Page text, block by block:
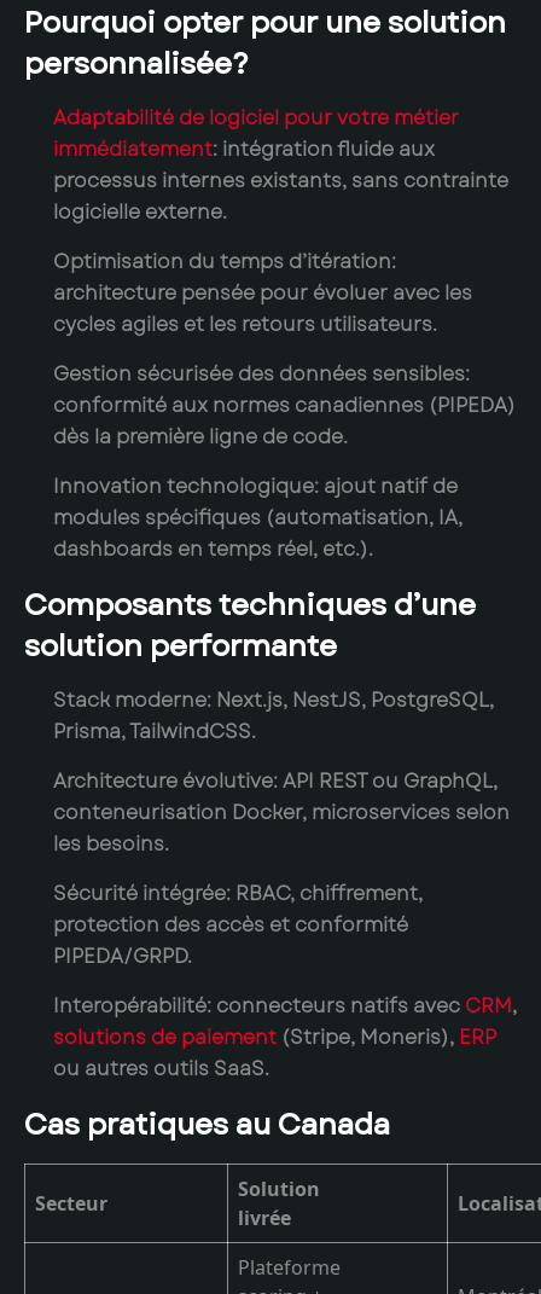
Pourquoi opter pour une solution
personnalisée?
Adaptabilité de logiciel pour votre métier
immédiatement: intégration fluide aux
processus internes existants, sans contrainte
logicielle externe.
Optimisation du temps d’itération:
architecture pensée pour évoluer avec les
cycles agiles et les retours utilisateurs.
Gestion sécurisée des données sensibles:
conformité aux normes canadiennes (PIPEDA)
dès la première ligne de code.
Innovation technologique: ajout natif de
modules spécifiques (automatisation, IA,
dashboards en temps réel, etc.).
Composants techniques d’une
solution performante
Stack moderne: Next.js, NestJS, PostgreSQL,
Prisma, TailwindCSS.
Architecture évolutive:API REST ou GraphQL,
conteneurisation Docker, microservices selon
les besoins.
Sécurité intégrée: RBAC, chiffrement,
protection des accès et conformité
PIPEDA/GRPD.
Interopérabilité: connecteurs natifs avec CRM,
solutions de paiement (Stripe, Moneris), ERP
ou autres outils SaaS.
Cas pratiques au Canada
Secteur
Solution
livrée
Plateforme